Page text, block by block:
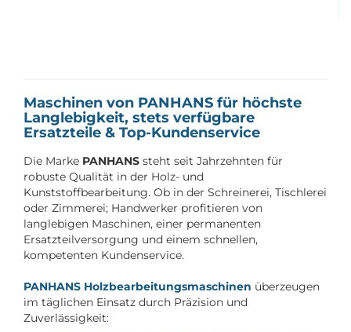
Maschinen von PANHANS für höchste
Langlebigkeit, stets verfügbare
Ersatzteile & Top-Kundenservice
Die Marke PANHANS steht seit Jahrzehnten für
robuste Qualität in der Holz- und
Kunststoffbearbeitung. Ob in der Schreinerei, Tischlerei
oder Zimmerei; Handwerker profitieren von
langlebigen Maschinen, einer permanenten
Ersatzteilversorgung und einem schnellen,
kompetenten Kundenservice.
PANHANS Holzbearbeitungsmaschinen überzeugen
im täglichen Einsatz durch Präzision und
Zuverlässigkeit: